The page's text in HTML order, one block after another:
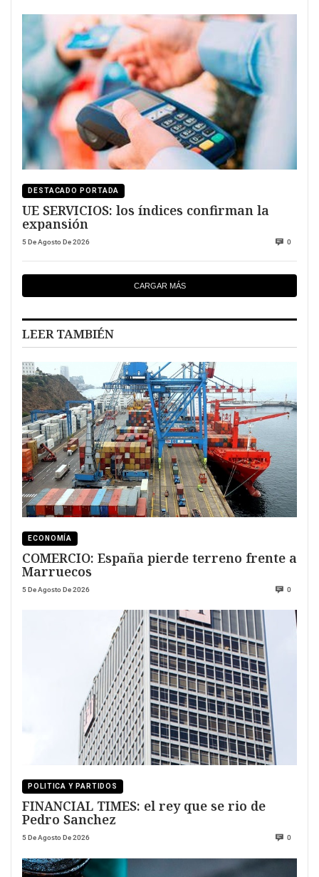
DESTACADO PORTADA
UE SERVICIOS: los índices confirman la
expansión
5 De Agosto De 2026 0
CARGAR MÁS
LEER TAMBIÉN
ECONOMÍA
COMERCIO: España pierde terreno frente a
Marruecos
5 De Agosto De 2026 0
POLITICA Y PARTIDOS
FINANCIAL TIMES: el rey que se rio de
Pedro Sanchez
5 De Agosto De 2026 0